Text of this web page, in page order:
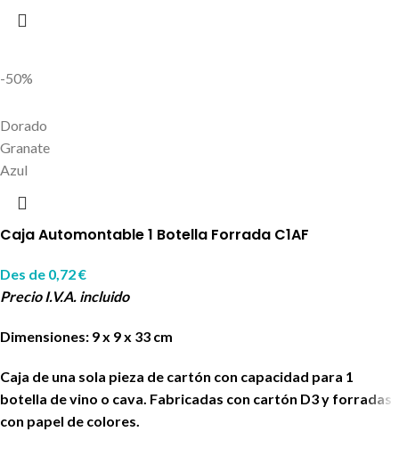
-50%
Dorado
Granate
Azul
Caja Automontable 1 Botella Forrada C1AF
Des de 0,72€
Precio I.V.A. incluido
Dimensiones: 9 x 9 x 33 cm
Caja de una sola pieza de cartón con capacidad para 1
botella de vino o cava. Fabricadas con cartón D3 y forradas
con papel de colores.